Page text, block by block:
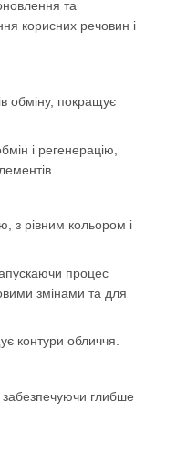
та
корисних речовин і
обміну, покращує
і регенерацію,
з рівним кольором і
процес
змінами та для
контури обличчя.
забезпечуючи глибше